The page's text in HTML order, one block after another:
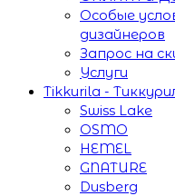
Особые
дизайнеров
Запрос на
Услуги
Tikkurila -
Swiss Lake
OSMO
HEMEL
GNATURE
Dusberg